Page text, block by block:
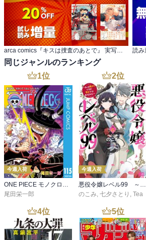
同じジャンルのランキング
1位
今週入荷
ONE PIECE モノクロ版 115
尾田栄一郎
2位
今週入荷
悪役令嬢レベル99 ～私は裏ボスですが魔王ではありません～ その６
のこみ, 七夕さとり , Tea
4位 5位